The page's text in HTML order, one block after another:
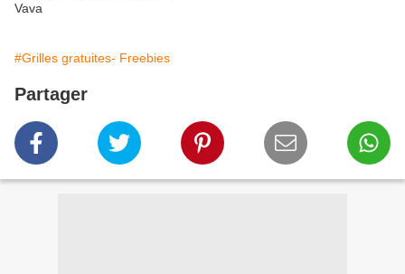
Vava
#Grilles gratuites- Freebies
Partager